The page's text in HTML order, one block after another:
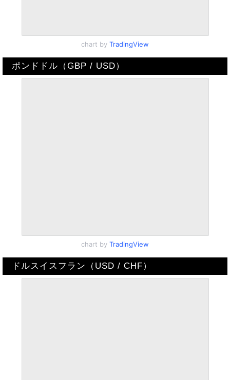
chart by TradingView
ポンドドル（GBP / USD）
chart by TradingView
ドルスイスフラン（USD / CHF）